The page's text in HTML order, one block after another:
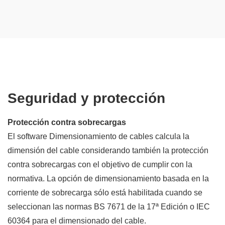
Seguridad y protección
Protección contra sobrecargas
El software Dimensionamiento de cables calcula la
dimensión del cable considerando también la protección
contra sobrecargas con el objetivo de cumplir con la
normativa. La opción de dimensionamiento basada en la
corriente de sobrecarga sólo está habilitada cuando se
seleccionan las normas BS 7671 de la 17ª Edición o IEC
60364 para el dimensionado del cable.